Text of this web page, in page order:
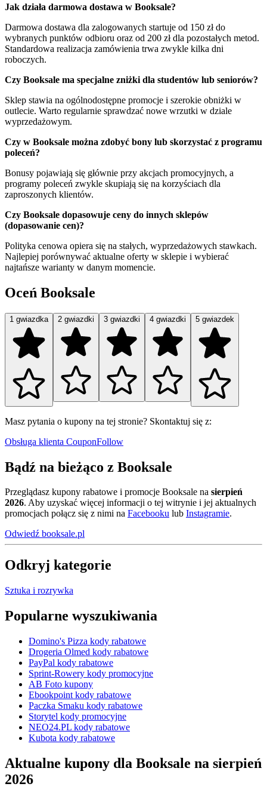
Jak działa darmowa dostawa w Booksale?
Darmowa dostawa dla zalogowanych startuje od 150 zł do
wybranych punktów odbioru oraz od 200 zł dla pozostałych metod.
Standardowa realizacja zamówienia trwa zwykle kilka dni
roboczych.
Czy Booksale ma specjalne zniżki dla studentów lub seniorów?
Sklep stawia na ogólnodostępne promocje i szerokie obniżki w
outlecie. Warto regularnie sprawdzać nowe wrzutki w dziale
wyprzedażowym.
Czy w Booksale można zdobyć bony lub skorzystać z programu
poleceń?
Bonusy pojawiają się głównie przy akcjach promocyjnych, a
programy poleceń zwykle skupiają się na korzyściach dla
zaproszonych klientów.
Czy Booksale dopasowuje ceny do innych sklepów
(dopasowanie cen)?
Polityka cenowa opiera się na stałych, wyprzedażowych stawkach.
Najlepiej porównywać aktualne oferty w sklepie i wybierać
najtańsze warianty w danym momencie.
Oceń Booksale
1 gwiazdka 2 gwiazdki 3 gwiazdki 4 gwiazdki 5 gwiazdek
Masz pytania o kupony na tej stronie? Skontaktuj się z:
Obsługa klienta CouponFollow
Bądź na bieżąco z Booksale
Przeglądasz kupony rabatowe i promocje Booksale na sierpień
2026. Aby uzyskać więcej informacji o tej witrynie i jej aktualnych
promocjach połącz się z nimi na Facebooku lub Instagramie.
Odwiedź booksale.pl
Odkryj kategorie
Sztuka i rozrywka
Popularne wyszukiwania
Domino's Pizza kody rabatowe
Drogeria Olmed kody rabatowe
PayPal kody rabatowe
Sprint-Rowery kody promocyjne
AB Foto kupony
Ebookpoint kody rabatowe
Paczka Smaku kody rabatowe
Storytel kody promocyjne
NEO24.PL kody rabatowe
Kubota kody rabatowe
Aktualne kupony dla Booksale na sierpień
2026